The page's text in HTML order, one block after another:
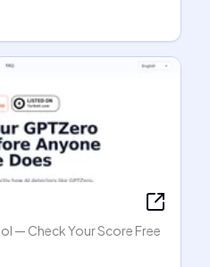
— Check Your Score Free